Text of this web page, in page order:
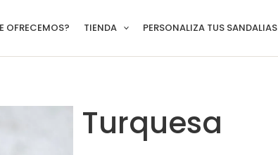
OFRECEMOS? TIENDA PERSONALIZA TUS SANDALIAS
Turquesa